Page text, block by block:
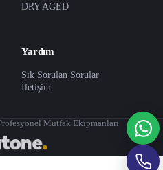
DRY AGED
Yardım
Sık Sorulan Sorular
İletişim
Mutfak Ekipmanları